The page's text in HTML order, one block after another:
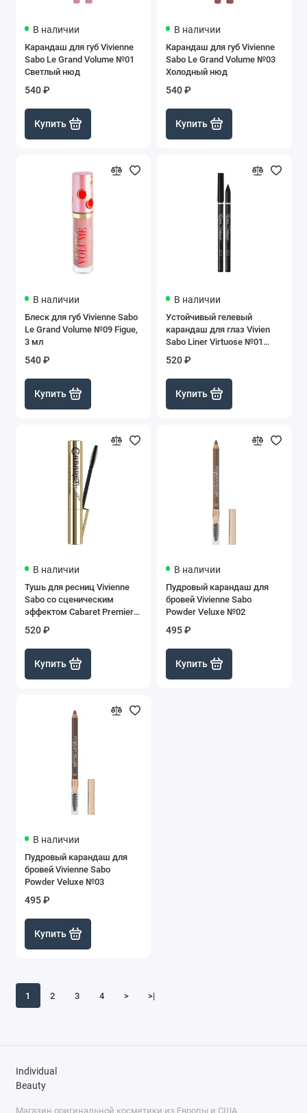
В наличии
Карандаш для губ Vivienne
Sabo Le Grand Volume №01
Светлый нюд
540 ₽
Купить
В наличии
Карандаш для губ Vivienne
Sabo Le Grand Volume №03
Холодный нюд
540 ₽
Купить
В наличии
Блеск для губ Vivienne Sabo
Le Grand Volume №09 Figue,
3 мл
540 ₽
Купить
В наличии
Устойчивый гелевый
карандаш для глаз Vivien
Sabo Liner Virtuose №01
520 ₽
Купить
В наличии
Тушь для ресниц Vivienne
Sabo со сценическим
эффектом Cabaret Premiere
520 ₽
Купить
В наличии
Пудровый карандаш для
бровей Vivienne Sabo
Powder Veluxe №02
495 ₽
Купить
В наличии
Пудровый карандаш для
бровей Vivienne Sabo
Powder Veluxe №03
495 ₽
Купить
1 2 3 4 > >|
Individual
Beauty
Магазин оригинальной косметики из Европы и США